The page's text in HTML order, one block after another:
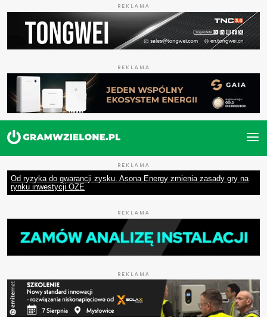
REKLAMA
REKLAMA
REKLAMA
Od ryzyka do gwarancji zysku. Asona Energy zmienia zasady gry na
rynku inwestycji OZE
REKLAMA
REKLAMA